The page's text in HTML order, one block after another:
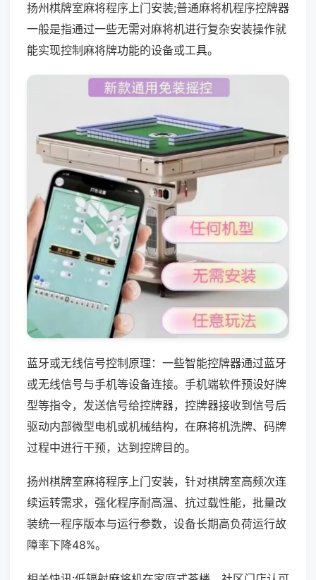
扬州棋牌室麻将程序上门安装;普通麻将机程序控牌器
一般是指通过一些无需对麻将机进行复杂安装操作就
能实现控制麻将牌功能的设备或工具。
蓝牙或无线信号控制原理：一些智能控牌器通过蓝牙
或无线信号与手机等设备连接。手机端软件预设好牌
型等指令，发送信号给控牌器，控牌器接收到信号后
驱动内部微型电机或机械结构，在麻将机洗牌、码牌
过程中进行干预，达到控牌目的。
扬州棋牌室麻将程序上门安装，针对棋牌室高频次连
续运转需求，强化程序耐高温、抗过载性能，批量改
装统一程序版本与运行参数，设备长期高负荷运行故
障率下降48%。